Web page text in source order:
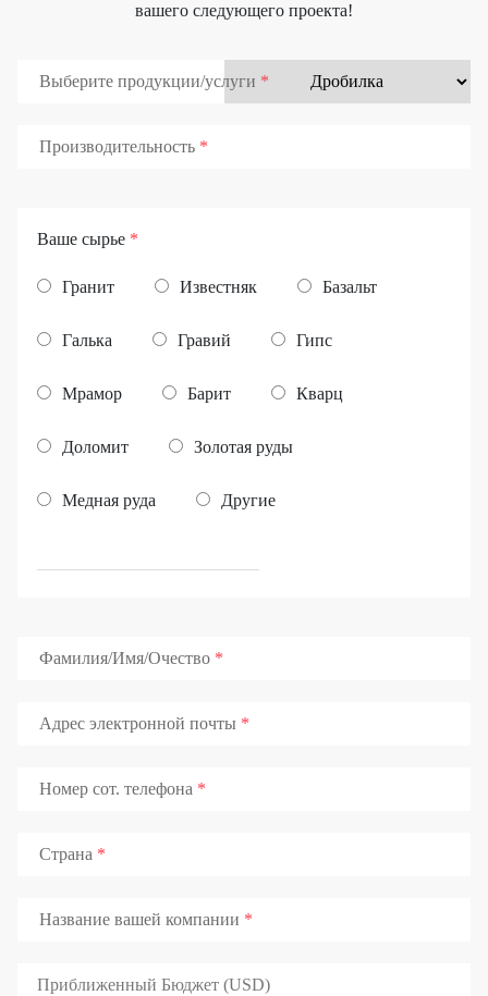
вашего следующего проекта!
Выберите продукции/услуги
Производительность
Ваше сырье *
Гранит Известняк Базальт
Галька Гравий Гипс
Мрамор Барит Кварц
Доломит Золотая руды
Медная руда Другие
Фамилия/Имя/Очество
Адрес электронной почты
Номер сот. телефона
Страна
Название вашей компании